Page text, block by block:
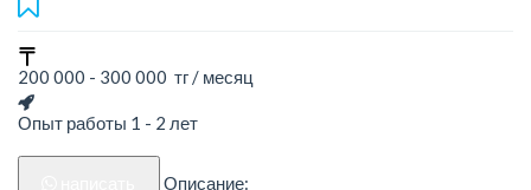
200 000 - 300 000 тг / месяц
Опыт работы 1 - 2 лет
Описание: